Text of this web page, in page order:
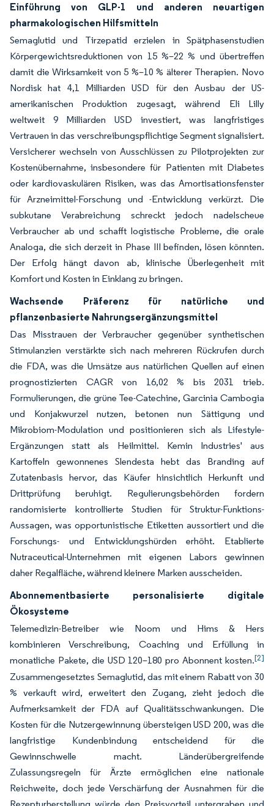
Einführung von GLP-1 und anderen neuartigen
pharmakologischen Hilfsmitteln
Semaglutid und Tirzepatid erzielen in Spätphasenstudien
Körpergewichtsreduktionen von 15 %–22 % und übertreffen
damit die Wirksamkeit von 5 %–10 % älterer Therapien. Novo
Nordisk hat 4,1 Milliarden USD für den Ausbau der US-
amerikanischen Produktion zugesagt, während Eli Lilly
weltweit 9 Milliarden USD investiert, was langfristiges
Vertrauen in das verschreibungspflichtige Segment signalisiert.
Versicherer wechseln von Ausschlüssen zu Pilotprojekten zur
Kostenübernahme, insbesondere für Patienten mit Diabetes
oder kardiovaskulären Risiken, was das Amortisationsfenster
für Arzneimittel-Forschung und -Entwicklung verkürzt. Die
subkutane Verabreichung schreckt jedoch nadelscheue
Verbraucher ab und schafft logistische Probleme, die orale
Analoga, die sich derzeit in Phase III befinden, lösen könnten.
Der Erfolg hängt davon ab, klinische Überlegenheit mit
Komfort und Kosten in Einklang zu bringen.
Wachsende Präferenz für natürliche und
pflanzenbasierte Nahrungsergänzungsmittel
Das Misstrauen der Verbraucher gegenüber synthetischen
Stimulanzien verstärkte sich nach mehreren Rückrufen durch
die FDA, was die Umsätze aus natürlichen Quellen auf einen
prognostizierten CAGR von 16,02 % bis 2031 trieb.
Formulierungen, die grüne Tee-Catechine, Garcinia Cambogia
und Konjakwurzel nutzen, betonen nun Sättigung und
Mikrobiom-Modulation und positionieren sich als Lifestyle-
Ergänzungen statt als Heilmittel. Kemin Industries' aus
Kartoffeln gewonnenes Slendesta hebt das Branding auf
Zutatenbasis hervor, das Käufer hinsichtlich Herkunft und
Drittprüfung beruhigt. Regulierungsbehörden fordern
randomisierte kontrollierte Studien für Struktur-Funktions-
Aussagen, was opportunistische Etiketten aussortiert und die
Forschungs- und Entwicklungshürden erhöht. Etablierte
Nutraceutical-Unternehmen mit eigenen Labors gewinnen
daher Regalfläche, während kleinere Marken ausscheiden.
Abonnementbasierte personalisierte digitale
Ökosysteme
Telemedizin-Betreiber wie Noom und Hims & Hers
kombinieren Verschreibung, Coaching und Erfüllung in
monatliche Pakete, die USD 120–180 pro Abonnent kosten.[2]
Zusammengesetztes Semaglutid, das mit einem Rabatt von 30
% verkauft wird, erweitert den Zugang, zieht jedoch die
Aufmerksamkeit der FDA auf Qualitätsschwankungen. Die
Kosten für die Nutzergewinnung übersteigen USD 200, was die
langfristige Kundenbindung entscheidend für die
Gewinnschwelle macht. Länderübergreifende
Zulassungsregeln für Ärzte ermöglichen eine nationale
Reichweite, doch jede Verschärfung der Ausnahmen für die